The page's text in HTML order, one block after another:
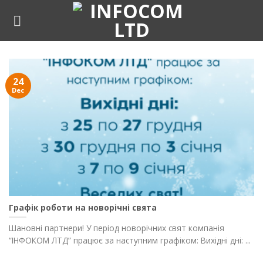
Графік роботи на новорічні свята
Шановні партнери! У період новорічних свят компанія
“ІНФОКОМ ЛТД” працює за наступним графіком: Вихідні дні: ...
24
Dec